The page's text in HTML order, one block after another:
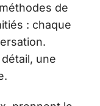
de
: chaque
une